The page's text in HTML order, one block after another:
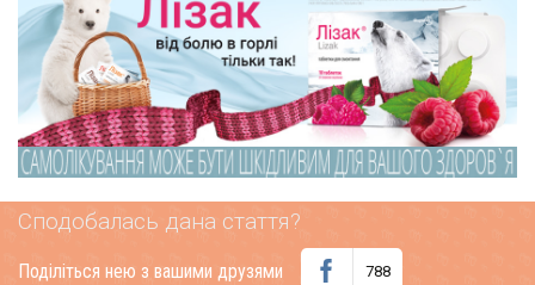
Сподобалась дана стаття?
Поділіться нею з вашими друзями 788